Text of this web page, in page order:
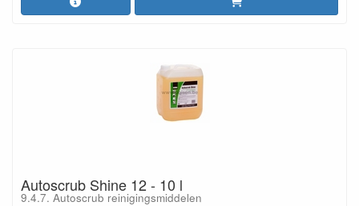
Autoscrub Shine 12 - 10 l
9.4.7. Autoscrub reinigingsmiddelen